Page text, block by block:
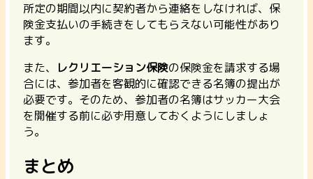
所定の期間以内に契約者から連絡をしなければ、保
険金支払いの手続きをしてもらえない可能性があり
ます。
また、
レクリエーション保険の保険金を請求する場
合には、参加者を客観的に確認できる名簿の提出が
必要です。そのため、参加者の名簿はサッカー大会
を開催する前に必ず用意しておくようにしましょ
う。
まとめ